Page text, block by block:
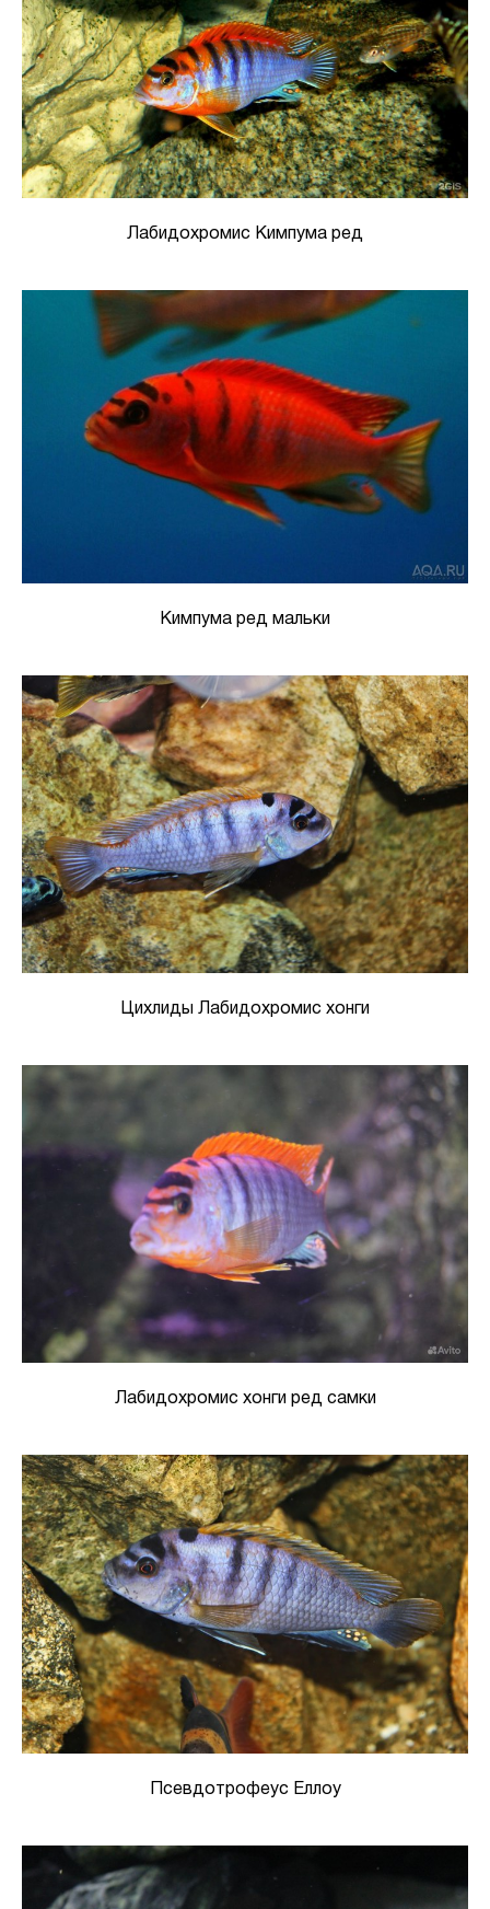
Лабидохромис Кимпума ред
Кимпума ред мальки
Цихлиды Лабидохромис хонги
Лабидохромис хонги ред самки
Псевдотрофеус Еллоу